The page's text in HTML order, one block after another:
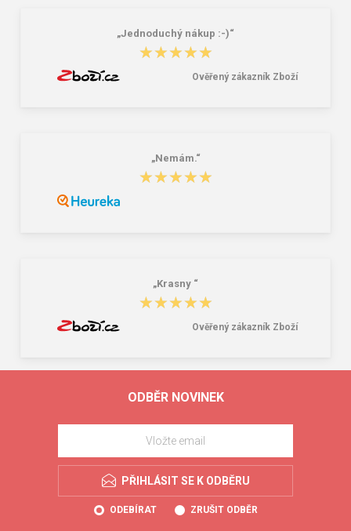
„Jednoduchý nákup :-)“
★★★★★
★★★★★
Ověřený zákazník Zboží
„Nemám.“
★★★★★
★★★★★
„Krasny “
★★★★★
★★★★★
Ověřený zákazník Zboží
ODBĚR NOVINEK
PŘIHLÁSIT SE K ODBĚRU
ODEBÍRAT ZRUŠIT ODBĚR